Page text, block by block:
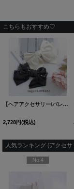
こちらもおすすめ♡
【ヘアアクセサリー/バレッタ】サテンリボンバレッタ【2カラー】[OF02]
2,728円(税込)
人気ランキング (アクセサ
No.4